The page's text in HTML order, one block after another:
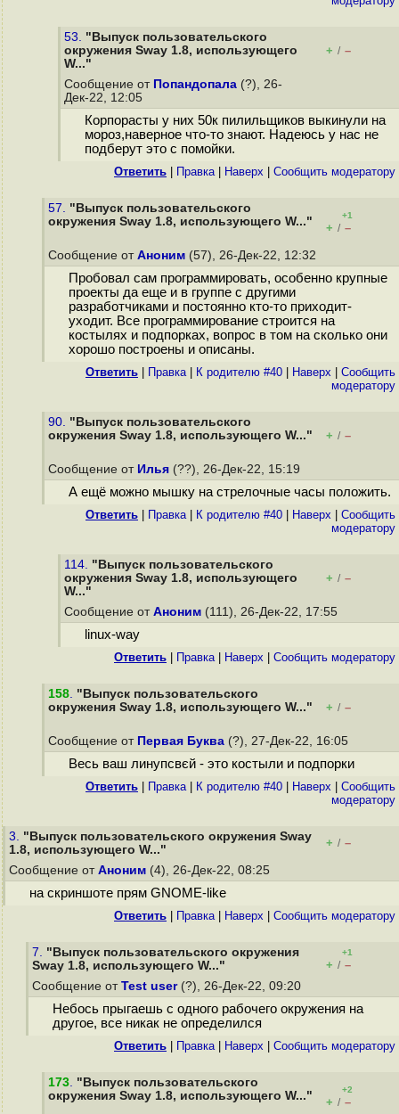
53. "Выпуск пользовательского
окружения Sway 1.8, использующего
W..."
+ / –
Сообщение от Попандопала (?), 26-
Дек-22, 12:05
Корпорасты у них 50к пилильщиков выкинули на
мороз,наверное что-то знают. Надеюсь у нас не
подберут это с помойки.
Ответить Правка| Наверх Cообщить модератору
57. "Выпуск пользовательского
окружения Sway 1.8, использующего W..."
+1
+ / –
Сообщение от Аноним (57), 26-Дек-22, 12:32
Пробовал сам программировать, особенно крупные
проекты да еще и в группе с другими
разработчиками и постоянно кто-то приходит-
уходит. Все программирование строится на
костылях и подпорках, вопрос в том на сколько они
хорошо построены и описаны.
Ответить Правка| К родителю #40 Наверх
Cообщить
модератору
90. "Выпуск пользовательского
окружения Sway 1.8, использующего W..."
+ / –
Сообщение от Илья (??), 26-Дек-22, 15:19
А ещё можно мышку на стрелочные часы положить.
Ответить Правка| К родителю #40 Наверх
Cообщить
модератору
114. "Выпуск пользовательского
окружения Sway 1.8, использующего
W..."
+ / –
Сообщение от Аноним (111), 26-Дек-22, 17:55
linux-way
Ответить Правка| Наверх Cообщить модератору
158. "Выпуск пользовательского
окружения Sway 1.8, использующего W..."
+ / –
Сообщение от Первая Буква (?), 27-Дек-22, 16:05
Весь ваш линyпсвєй - это костыли и подпорки
Ответить Правка| К родителю #40 Наверх
Cообщить
модератору
3. "Выпуск пользовательского окружения Sway
1.8, использующего W..."
+ / –
Сообщение от Аноним (4), 26-Дек-22, 08:25
на скриншоте прям GNOME-like
Ответить Правка| Наверх Cообщить модератору
7. "Выпуск пользовательского окружения
Sway 1.8, использующего W..."
+1
+ / –
Сообщение от Test user(?), 26-Дек-22, 09:20
Небось прыгаешь с одного рабочего окружения на
другое, все никак не определился
Ответить Правка| Наверх Cообщить модератору
173. "Выпуск пользовательского
окружения Sway 1.8, использующего W..."
+2
+ / –